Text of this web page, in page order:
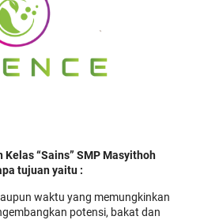
“Sains” SMP Masyithoh
tujuan yaitu :
waktu yang memungkinkan
potensi, bakat dan